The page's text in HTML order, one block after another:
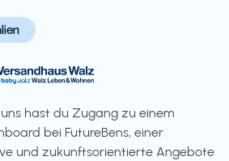
hast du Zugang zu einem
bei FutureBens, einer
und zukunftsorientierte Angebote